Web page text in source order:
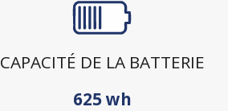
CAPACITÉ DE LA BATTERIE
625 wh